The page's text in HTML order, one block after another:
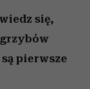
się,
pierwsze